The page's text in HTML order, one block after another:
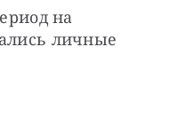
на
личные